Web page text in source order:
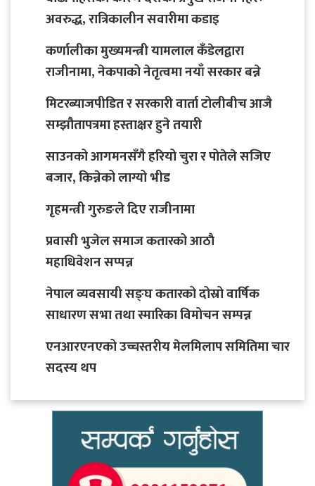
अवरुद्ध, रात्रिकालीन सवारीमा कडाइ
कर्णालीका मुख्यमन्त्री यामलाल कँडेलद्वारा
राजीनामा, नेकपाको नेतृत्वमा नयाँ सरकार बन्ने
मिटरब्याजपीडित र सरकारी वार्ता टोलीबीच आजै
सम्झौतापत्रमा हस्ताक्षर हुने तयारी
साउनको आगमनसँगै हरियो चुरा र पोतेले सजिए
बजार, किन्नेको लाग्यो भीड
गृहमन्त्री गुरुङले दिए राजीनामा
प्रवासी भुजेल समाज कतारको आठाै
महाधिवेशन सप्पन्न
नेपाल व्यवसायी सङ्घ कतारको दोस्रो वार्षिक
साधारण सभा तथा स्मारिका विमोचन सम्पन्न
एनआरएनएको उच्चस्तरीय मेलमिलाप समितिमा चार
सदस्य थप